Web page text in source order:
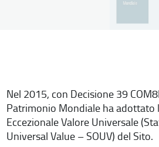
Nel 2015, con Decisione 39
Patrimonio Mondiale ha adottato
Eccezionale Valore Universale
Universal Value – SOUV) del Sito.